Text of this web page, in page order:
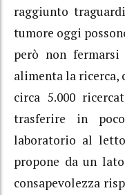
raggiunto
tumore oggi
però non
alimenta la ricerca,
circa 5.000
trasferire in
laboratorio al
propone da un
consapevolezza